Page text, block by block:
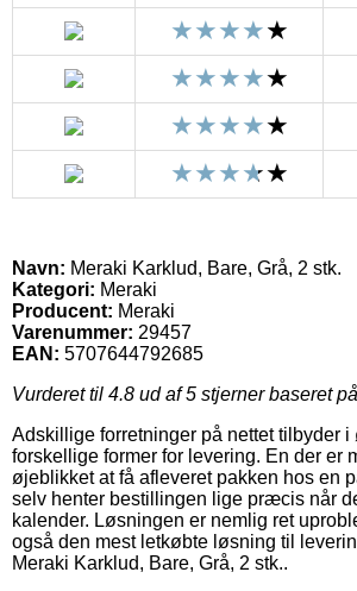
Navn: Meraki Karklud, Bare, Grå, 2 stk.
Kategori: Meraki
Producent: Meraki
Varenummer: 29457
EAN: 5707644792685
Vurderet til 4.8 ud af 5 stjerner baseret på
Adskillige forretninger på nettet tilbyder
forskellige former for levering. En der er
øjeblikket at få afleveret pakken hos en
selv henter bestillingen lige præcis når
kalender. Løsningen er nemlig ret
også den mest letkøbte løsning til
Meraki Karklud, Bare, Grå, 2 stk..